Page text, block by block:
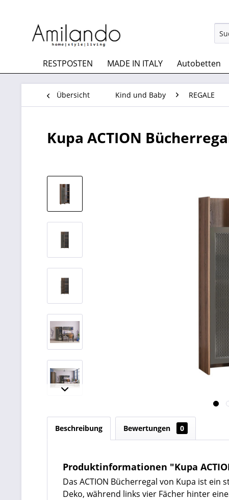
RESTPOSTEN MADE IN ITALY Autobetten
Übersicht Kind und Baby REGALE
Kupa ACTION
Beschreibung Bewertungen 0
Produktinformationen "Kupa
Das ACTION Bücherregal von Kupa ist
Deko, während links vier Fächer hinter